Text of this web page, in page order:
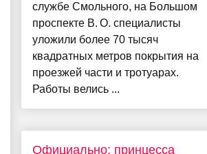
службе Смольного, на Большом
проспекте В. О. специалисты
уложили более 70 тысяч
квадратных метров покрытия на
проезжей части и тротуарах.
Работы велись ...
Официально: принцесса